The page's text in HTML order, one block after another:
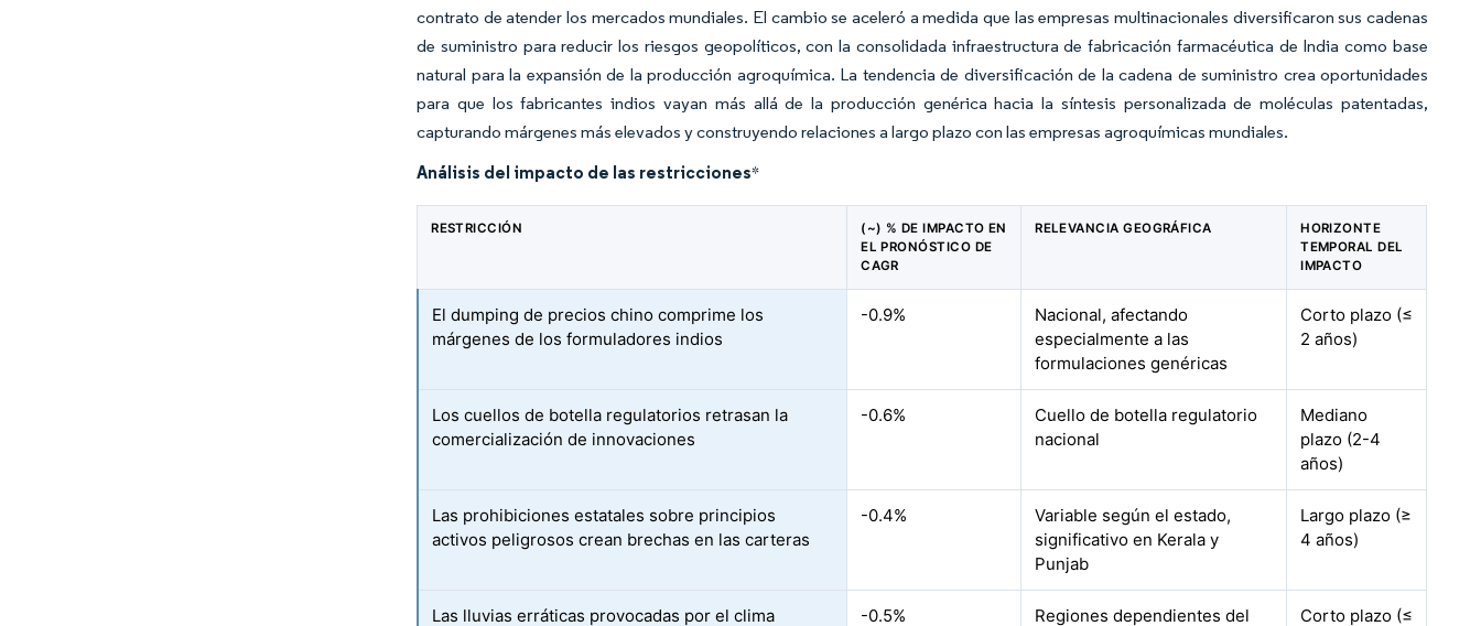
contrato de atender los mercados mundiales. El cambio se aceleró a medida que las empresas multinacionales diversificaron sus cadenas
de suministro para reducir los riesgos geopolíticos, con la consolidada infraestructura de fabricación farmacéutica de India como base
natural para la expansión de la producción agroquímica. La tendencia de diversificación de la cadena de suministro crea oportunidades
para que los fabricantes indios vayan más allá de la producción genérica hacia la síntesis personalizada de moléculas patentadas,
capturando márgenes más elevados y construyendo relaciones a largo plazo con las empresas agroquímicas mundiales.
Análisis del impacto de las restricciones*
RESTRICCIÓN
(~) % DE IMPACTO EN
EL PRONÓSTICO DE
CAGR
RELEVANCIA GEOGRÁFICA
HORIZONTE
TEMPORAL DEL
IMPACTO
El dumping de precios chino comprime los
márgenes de los formuladores indios
-0.9%
Nacional, afectando
especialmente a las
formulaciones genéricas
Corto plazo (≤
2 años)
Los cuellos de botella regulatorios retrasan la
comercialización de innovaciones
-0.6%
Cuello de botella regulatorio
nacional
Mediano
plazo (2-4
años)
Las prohibiciones estatales sobre principios
activos peligrosos crean brechas en las carteras
-0.4%
Variable según el estado,
significativo en Kerala y
Punjab
Largo plazo (≥
4 años)
Las lluvias erráticas provocadas por el clima -0.5% Regiones dependientes del Corto plazo (≤